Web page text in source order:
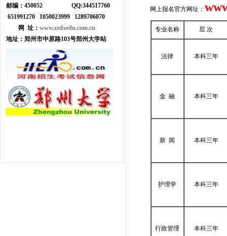
邮编：450052 QQ:344517760
651991270 1050023999
1289706070
网 址： www.zzdxedu.com.cn
地址： 郑州市中原路103号郑州大学站
网上报名官方网址：
专业名称 层 次
法律 本科三年
金 融 本科三年
新 闻 本科三年
护理学 本科三年
行政管理 本科三年